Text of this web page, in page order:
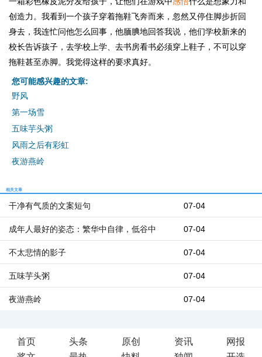
创造力。我看到一个孩子穿着拖鞋飞奔而来，忽然又停住脚步折回
身去，我连忙问他怎么回事，他腼腆地回答我说，他们学校新来的
校长告诉孩子，去学校上学、去书房看书必须穿上鞋子，不可以穿
拖鞋甚至赤脚。我觉得这样的要求真好。
您可能感兴趣的文章:
野风
第一场雪
五味芋头粥
风雨之后有彩虹
夜游燕岭
相关文章
07-04
干净有气质的文案短句
07-04
成年人最好的姿态：繁华中自律，低谷中
07-04
不太悲情的影子
07-04
五味芋头粥
07-04
夜游燕岭
首页 头条 原创 资讯
网报